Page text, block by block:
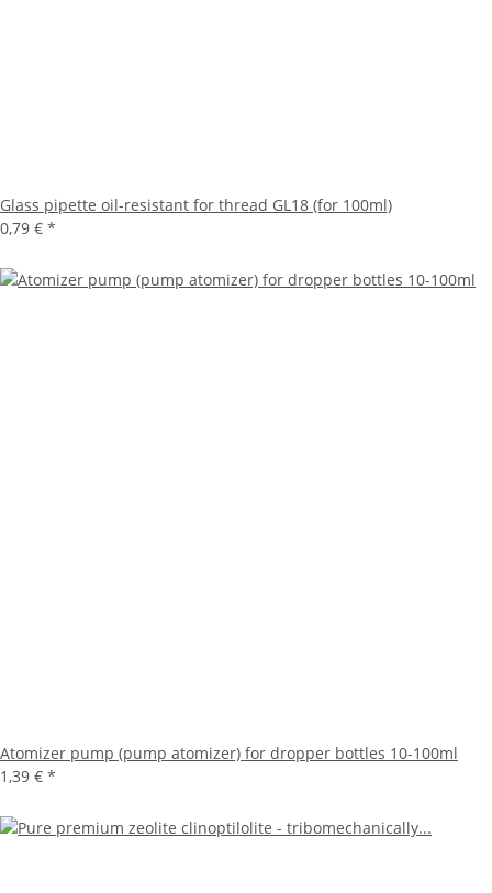
Glass pipette oil-resistant for thread GL18 (for 100ml)
0,79 € *
Atomizer pump (pump atomizer) for dropper bottles 10-100ml
1,39 € *